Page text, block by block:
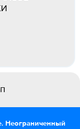
Неограниченный